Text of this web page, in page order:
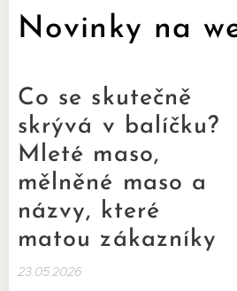
Novinky na
Co se skutečně
skrývá v balíčku?
Mleté maso,
mělněné maso a
názvy, které
matou zákazníky
23.05.2026